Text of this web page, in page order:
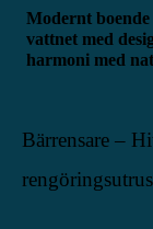
Modernt
vattnet med
harmoni med
Bärrensare –